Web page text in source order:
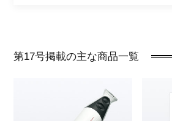
第17号掲載の主な商品一覧